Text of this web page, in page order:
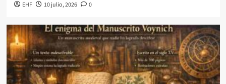
EHF 10 julio, 2026 0